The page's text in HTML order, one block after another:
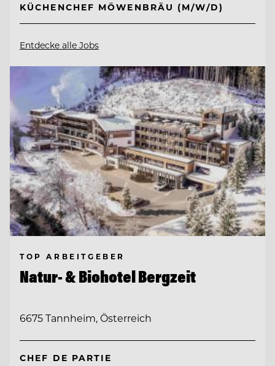
KÜCHENCHEF MÖWENBRÄU (M/W/D)
Entdecke alle Jobs
TOP ARBEITGEBER
Natur- & Biohotel Bergzeit
6675 Tannheim, Österreich
CHEF DE PARTIE